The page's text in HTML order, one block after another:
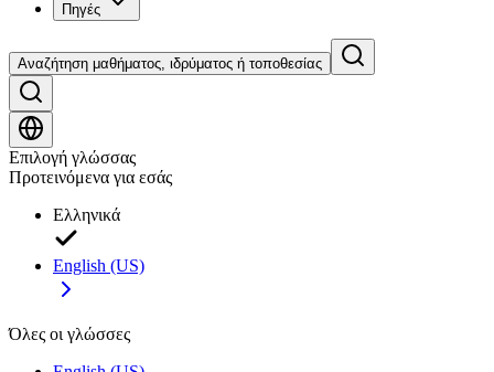
Πηγές
Αναζήτηση μαθήματος, ιδρύματος ή τοποθεσίας
Επιλογή γλώσσας
Προτεινόμενα για εσάς
Ελληνικά
English (US)
Όλες οι γλώσσες